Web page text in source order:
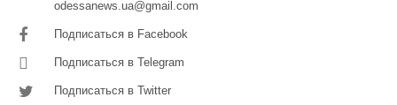
odessanews.ua@gmail.com
Подписаться в Facebook
Подписаться в Telegram
Подписаться в Twitter